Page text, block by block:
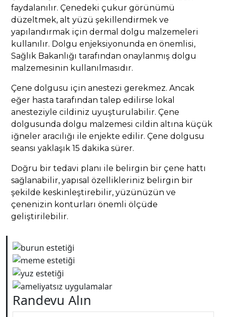
faydalanılır. Çenedeki çukur görünümü
düzeltmek, alt yüzü şekillendirmek ve
yapılandırmak için dermal dolgu malzemeleri
kullanılır. Dolgu enjeksiyonunda en önemlisi,
Sağlık Bakanlığı tarafından onaylanmış dolgu
malzemesinin kullanılmasıdır.
Çene dolgusu için anestezi gerekmez. Ancak
eğer hasta tarafından talep edilirse lokal
anesteziyle cildiniz uyuşturulabilir. Çene
dolgusunda dolgu malzemesi cildin altına küçük
iğneler aracılığı ile enjekte edilir. Çene dolgusu
seansı yaklaşık 15 dakika sürer.
Doğru bir tedavi planı ile belirgin bir çene hattı
sağlanabilir, yapısal özellikleriniz belirgin bir
şekilde keskinleştirebilir, yüzünüzün ve
çenenizin konturları önemli ölçüde
geliştirilebilir.
Randevu Alın